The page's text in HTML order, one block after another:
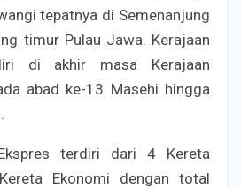
tepatnya di Semenanjung
timur Pulau Jawa. Kerajaan
di akhir masa Kerajaan
abad ke-13 Masehi hingga
terdiri dari 4 Kereta
Ekonomi dengan total